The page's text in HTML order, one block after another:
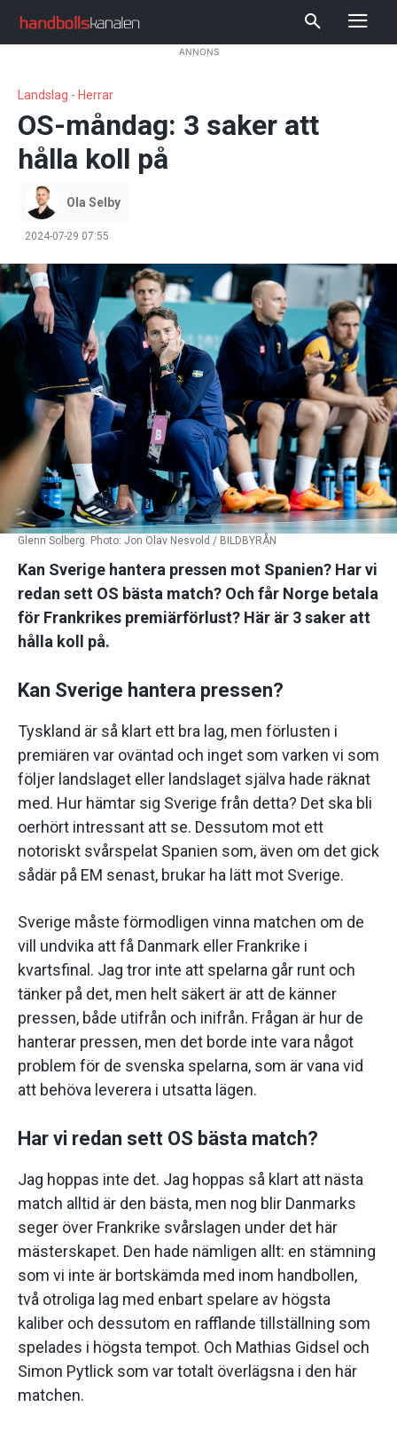
ANNONS
Landslag - Herrar
OS-måndag: 3 saker att
hålla koll på
Ola Selby
2024-07-29 07:55
Glenn Solberg. Photo: Jon Olav Nesvold / BILDBYRÅN
Kan Sverige hantera pressen mot Spanien? Har vi
redan sett OS bästa match? Och får Norge betala
för Frankrikes premiärförlust? Här är 3 saker att
hålla koll på.
Kan Sverige hantera pressen?
Tyskland är så klart ett bra lag, men förlusten i
premiären var oväntad och inget som varken vi som
följer landslaget eller landslaget själva hade räknat
med. Hur hämtar sig Sverige från detta? Det ska bli
oerhört intressant att se. Dessutom mot ett
notoriskt svårspelat Spanien som, även om det gick
sådär på EM senast, brukar ha lätt mot Sverige.
Sverige måste förmodligen vinna matchen om de
vill undvika att få Danmark eller Frankrike i
kvartsfinal. Jag tror inte att spelarna går runt och
tänker på det, men helt säkert är att de känner
pressen, både utifrån och inifrån. Frågan är hur de
hanterar pressen, men det borde inte vara något
problem för de svenska spelarna, som är vana vid
att behöva leverera i utsatta lägen.
Har vi redan sett OS bästa match?
Jag hoppas inte det. Jag hoppas så klart att nästa
match alltid är den bästa, men nog blir Danmarks
seger över Frankrike svårslagen under det här
mästerskapet. Den hade nämligen allt: en stämning
som vi inte är bortskämda med inom handbollen,
två otroliga lag med enbart spelare av högsta
kaliber och dessutom en rafflande tillställning som
spelades i högsta tempot. Och Mathias Gidsel och
Simon Pytlick som var totalt överlägsna i den här
matchen.